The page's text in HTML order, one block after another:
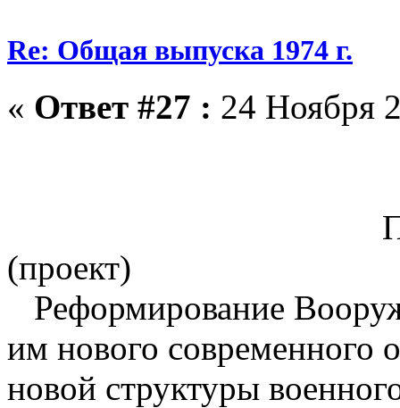
Re: Общая выпуска 1974 г.
« Ответ #27 : 24 Ноября
П Р Е Д С Т
(проект)
Реформирование
им нового современного
новой структуры